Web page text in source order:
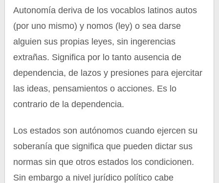
Autonomía deriva de los vocablos latinos autos
(por uno mismo) y nomos (ley) o sea darse
alguien sus propias leyes, sin ingerencias
extrañas. Significa por lo tanto ausencia de
dependencia, de lazos y presiones para ejercitar
las ideas, pensamientos o acciones. Es lo
contrario de la dependencia.
Los estados son autónomos cuando ejercen su
soberanía que significa que pueden dictar sus
normas sin que otros estados los condicionen.
Sin embargo a nivel jurídico político cabe